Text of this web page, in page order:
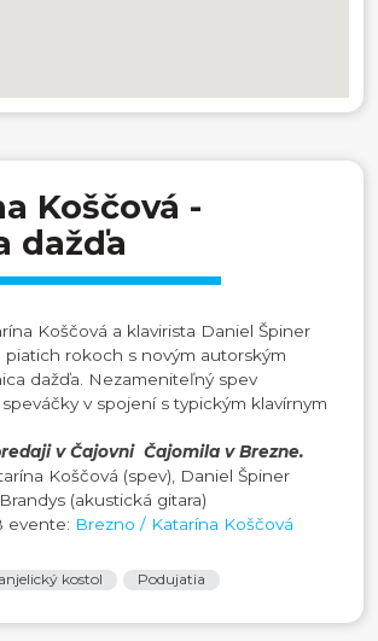
Koščová -
dažďa
Koščová a klavirista Daniel Špiner
piatich rokoch s novým autorským
dažďa. Nezameniteľný spev
v spojení s typickým klavírnym
v Čajovni Čajomila v Brezne.
Koščová (spev), Daniel Špiner
(akustická gitara)
evente: Brezno / Katarína Koščová
kostol Podujatia